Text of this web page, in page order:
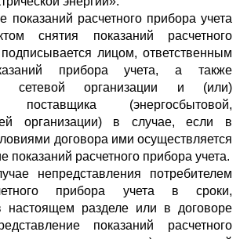
показаний расчетного прибора учета
снятия показаний расчетного
лицом, ответственным
прибора учета, а также
сетевой организации и (или)
поставщика (энергосбытовой,
организации) в случае, если в
договора ими осуществляется
показаний расчетного прибора учета.
непредставления потребителем
прибора учета в сроки,
настоящем разделе или в договоре
показаний расчетного